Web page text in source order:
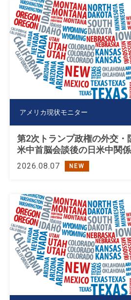
2026.08.07 NEW
第2次トランプ政権の外交
米中首脳会談後の日米中関
アメリカ現状モニター